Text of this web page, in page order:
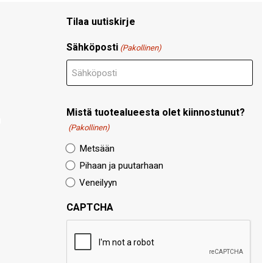
Tilaa uutiskirje
Sähköposti (Pakollinen)
Mistä tuotealueesta olet kiinnostunut?
(Pakollinen)
Metsään
Pihaan ja puutarhaan
Veneilyyn
CAPTCHA